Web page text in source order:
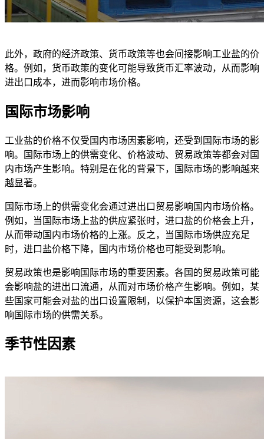
此外，政府的经济政策、货币政策等也会间接影响工业盐的价
格。例如，货币政策的变化可能导致货币汇率波动，从而影响
进出口成本，进而影响市场价格。
国际市场影响
工业盐的价格不仅受国内市场因素影响，还受到国际市场的影
响。国际市场上的供需变化、价格波动、贸易政策等都会对国
内市场产生影响。特别是在化的背景下，国际市场的影响越来
越显著。
国际市场上的供需变化会通过进出口贸易影响国内市场价格。
例如，当国际市场上盐的供应紧张时，进口盐的价格会上升，
从而带动国内市场价格的上涨。反之，当国际市场供应充足
时，进口盐价格下降，国内市场价格也可能受到影响。
贸易政策也是影响国际市场的重要因素。各国的贸易政策可能
会影响盐的进出口流通，从而对市场价格产生影响。例如，某
些国家可能会对盐的出口设置限制，以保护本国资源，这会影
响国际市场的供需关系。
季节性因素